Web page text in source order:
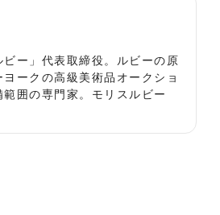
ー」代表取締役。ルビーの原
ークの高級美術品オークショ
囲の専門家。モリスルビー